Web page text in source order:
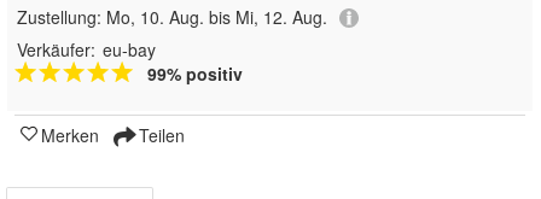
Zustellung: Mo, 10. Aug. bis Mi, 12. Aug.
Verkäufer: eu-bay
99% positiv
Merken Teilen